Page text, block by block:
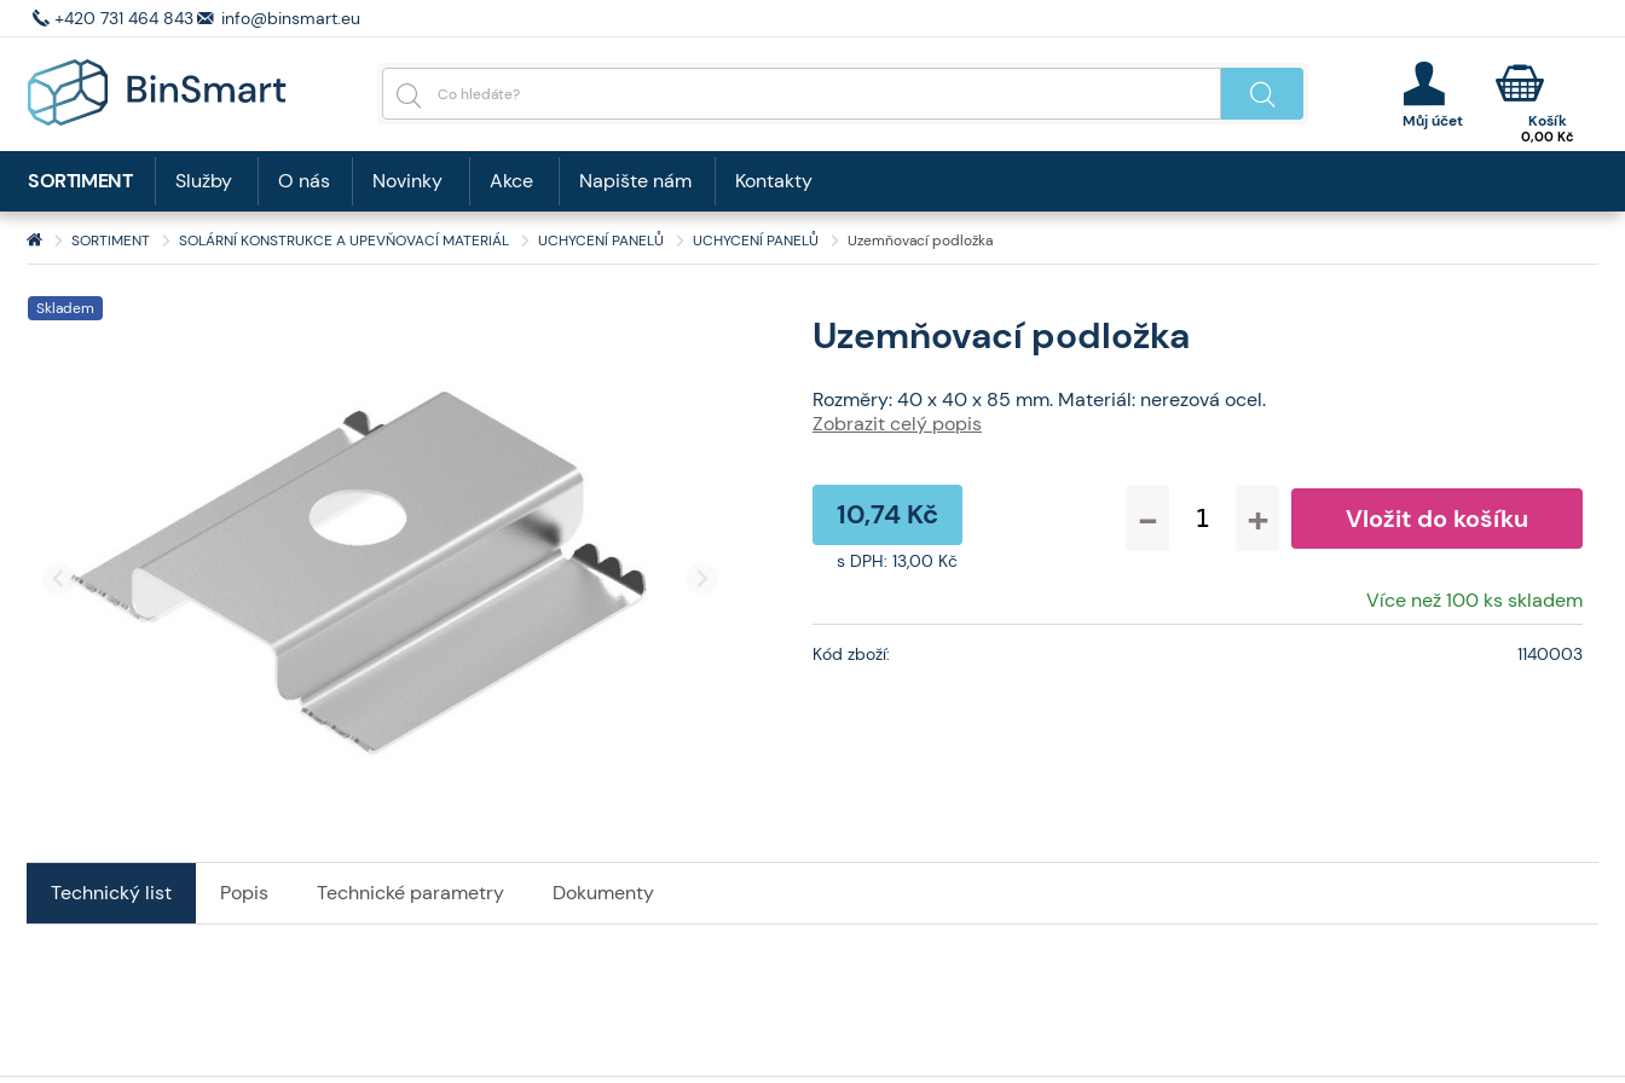
Skladem
Uzemňovací podložka
Rozměry: 40 x 40 x 85 mm. Materiál: nerezová ocel.
Zobrazit celý popis
10,74 Kč
s DPH: 13,00 Kč
- +
Více než 100 ks skladem
Kód zboží: 1140003
Technický list Popis Technické parametry Dokumenty
+420 731 464 843 info@binsmart.eu
0,00 Kč
SORTIMENT SOLÁRNÍ KONSTRUKCE A UPEVŇOVACÍ MATERIÁL UCHYCENÍ PANELŮ UCHYCENÍ PANELŮ Uzemňovací podložka
SORTIMENT Služby O nás Novinky Akce Napište nám Kontakty